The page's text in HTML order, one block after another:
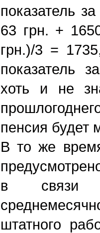
показатель
63 грн. +
грн.)/3 =
показатель
хоть и не
пенсия будет
В то же
в связи
штатного